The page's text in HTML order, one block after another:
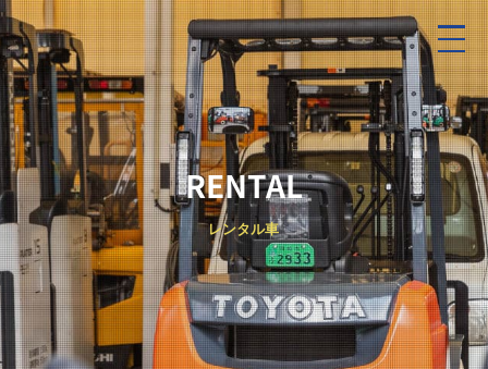
RENTAL
レンタル車